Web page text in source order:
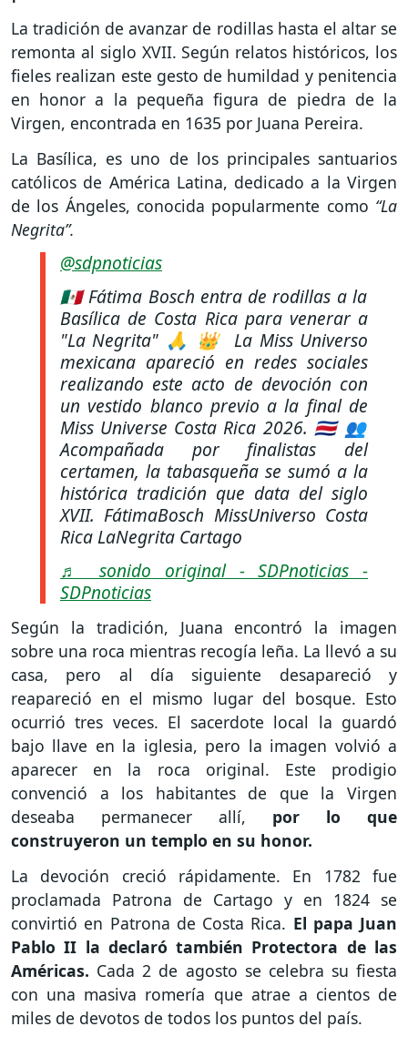
La tradición de avanzar de rodillas hasta el altar se
remonta al siglo XVII. Según relatos históricos, los
fieles realizan este gesto de humildad y penitencia
en honor a la pequeña figura de piedra de la
Virgen, encontrada en 1635 por Juana Pereira.
La Basílica, es uno de los principales santuarios
católicos de América Latina, dedicado a la Virgen
de los Ángeles, conocida popularmente como “La
Negrita”.
@sdpnoticias
🇲🇽 Fátima Bosch entra de rodillas a la
Basílica de Costa Rica para venerar a
"La Negrita" 🙏 👑 La Miss Universo
mexicana apareció en redes sociales
realizando este acto de devoción con
un vestido blanco previo a la final de
Miss Universe Costa Rica 2026. 🇨🇷 👥
Acompañada por finalistas del
certamen, la tabasqueña se sumó a la
histórica tradición que data del siglo
XVII. FátimaBosch MissUniverso Costa
Rica LaNegrita Cartago
♬ sonido original - SDPnoticias -
SDPnoticias
Según la tradición, Juana encontró la imagen
sobre una roca mientras recogía leña. La llevó a su
casa, pero al día siguiente desapareció y
reapareció en el mismo lugar del bosque. Esto
ocurrió tres veces. El sacerdote local la guardó
bajo llave en la iglesia, pero la imagen volvió a
aparecer en la roca original. Este prodigio
convenció a los habitantes de que la Virgen
deseaba permanecer allí, por lo que
construyeron un templo en su honor.
La devoción creció rápidamente. En 1782 fue
proclamada Patrona de Cartago y en 1824 se
convirtió en Patrona de Costa Rica. El papa Juan
Pablo II la declaró también Protectora de las
Américas. Cada 2 de agosto se celebra su fiesta
con una masiva romería que atrae a cientos de
miles de devotos de todos los puntos del país.